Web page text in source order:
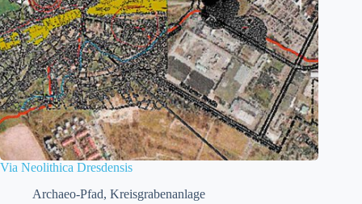
Via Neolithica Dresdensis
Archaeo-Pfad, Kreisgrabenanlage